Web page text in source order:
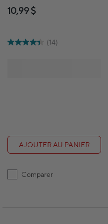
rétractable - 1,0 mm -
noirs - paquet de 12
10,99 $
(14)
AJOUTER AU PANIER
Comparer